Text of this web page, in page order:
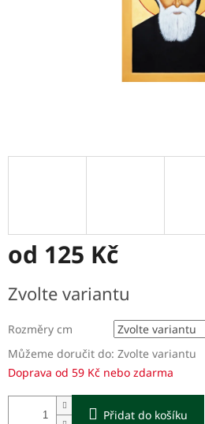
od 125 Kč
cena:
Zvolte variantu
Rozměry cm
Můžeme doručit do: Zvolte variantu
Doprava od 59 Kč nebo zdarma
Přidat do košíku